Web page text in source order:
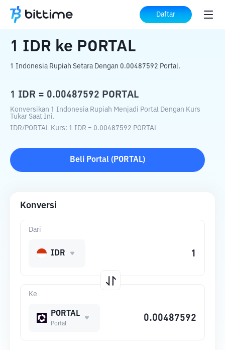
Daftar
Beranda Konverter Kripto ke PORTAL
1 IDR ke PORTAL
1 Indonesia Rupiah Setara Dengan 0.00487592 Portal.
1 IDR = 0.00487592 PORTAL
Konversikan 1 Indonesia Rupiah Menjadi Portal Dengan Kurs
Tukar Saat Ini.
IDR/PORTAL Kurs: 1 IDR = 0.00487592 PORTAL
Beli Portal ( PORTAL)
Konversi
Ke
PORTAL
Portal
Dari
IDR